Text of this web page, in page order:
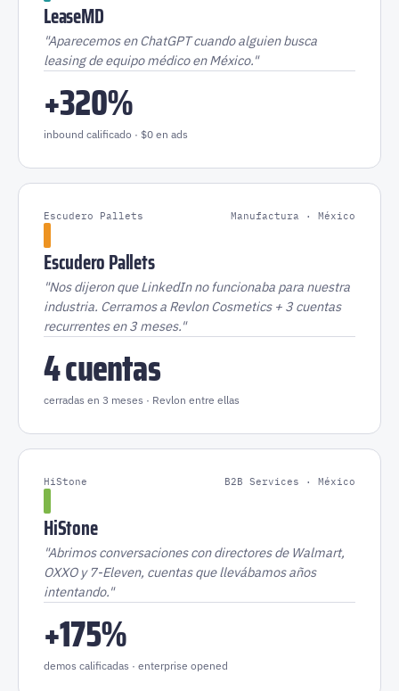
LeaseMD
"Aparecemos en ChatGPT cuando alguien busca
leasing de equipo médico en México."
+320%
inbound calificado · $0 en ads
Escudero Pallets Manufactura · México
Escudero Pallets
"Nos dijeron que LinkedIn no funcionaba para nuestra
industria. Cerramos a Revlon Cosmetics + 3 cuentas
recurrentes en 3 meses."
4 cuentas
cerradas en 3 meses · Revlon entre ellas
HiStone B2B Services · México
HiStone
"Abrimos conversaciones con directores de Walmart,
OXXO y 7-Eleven, cuentas que llevábamos años
intentando."
+175%
demos calificadas · enterprise opened